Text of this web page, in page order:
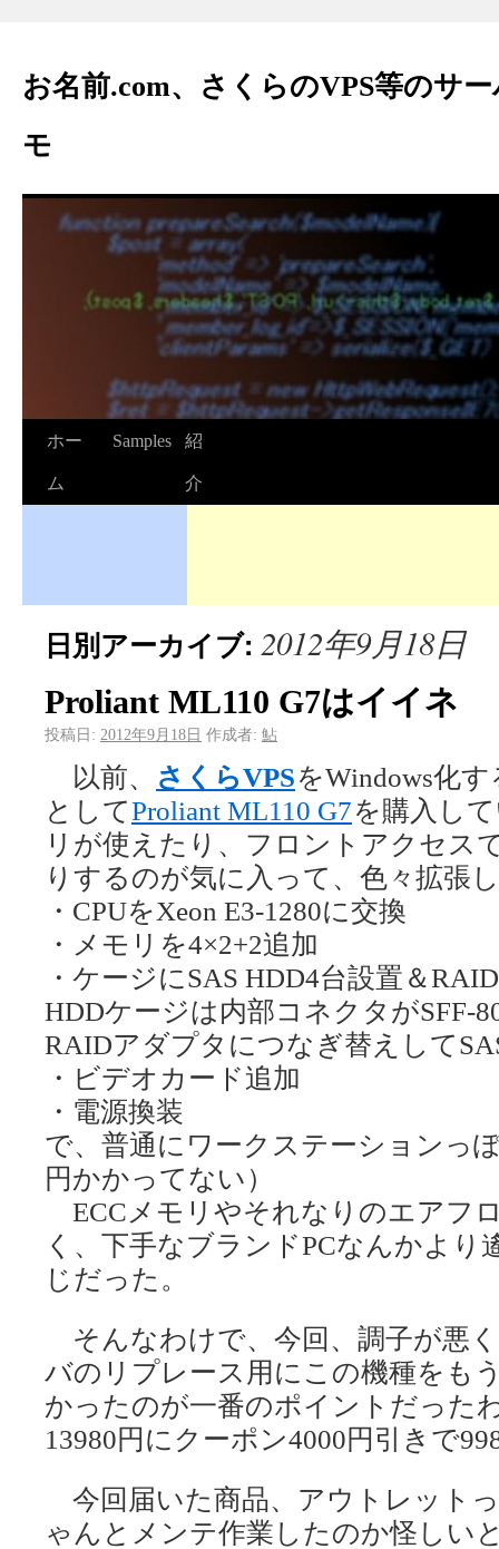
お名前.com、さくらのVPS等のサ
モ
ホー
ム
Samples 紹
介
日別アーカイブ: 2012年9月18日
Proliant ML110 G7はイイネ
投稿日: 2012年9月18日 作成者: 鮎
以前、 さくらVPSをWindows化
としてProliant ML110 G7を購入し
リが使えたり、フロントアクセス
りするのが気に入って、色々拡張
・CPUをXeon E3-1280に交換
・メモリを4×2+2追加
・ケージにSAS HDD4台設置＆
HDDケージは内部コネクタがSFF-
RAIDアダプタにつなぎ替えして
・ビデオカード追加
・電源換装
で、普通にワークステーションっ
円かかってない）
ECCメモリやそれなりのエアフ
く、下手なブランドPCなんかより
じだった。
そんなわけで、今回、調子が悪
バのリプレース用にこの機種をも
かったのが一番のポイントだった
13980円にクーポン4000円引きで
今回届いた商品、アウトレット
ゃんとメンテ作業したのか怪しい